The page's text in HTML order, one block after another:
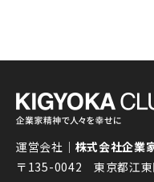
運営会社｜ 株式会社企業
〒135-0042 東京都江東